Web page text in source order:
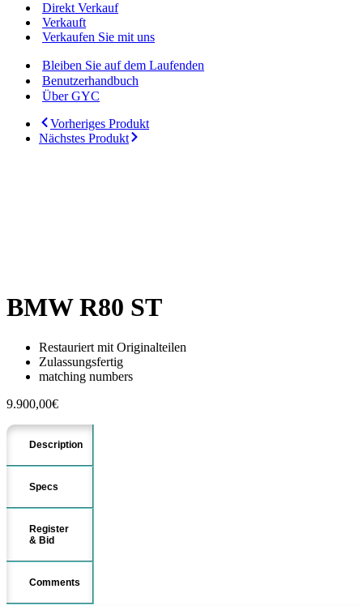
Direkt Verkauf
Verkauft
Verkaufen Sie mit uns
Bleiben Sie auf dem Laufenden
Benutzerhandbuch
Über GYC
Vorheriges Produkt
Nächstes Produkt
BMW R80 ST
Restauriert mit Originalteilen
Zulassungsfertig
matching numbers
9.900,00€
Description
Specs
Register
& Bid
Comments